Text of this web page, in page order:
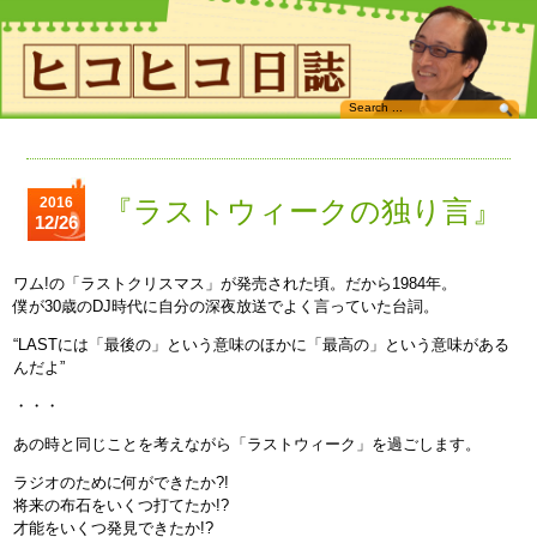
2016
12/26 『ラストウィークの独り言』
ワム!の「ラストクリスマス」が発売された頃。だから1984年。
僕が30歳のDJ時代に自分の深夜放送でよく言っていた台詞。
“LASTには「最後の」という意味のほかに「最高の」という意味がある
んだよ”
・・・
あの時と同じことを考えながら「ラストウィーク」を過ごします。
ラジオのために何ができたか?!
将来の布石をいくつ打てたか!?
才能をいくつ発見できたか!?